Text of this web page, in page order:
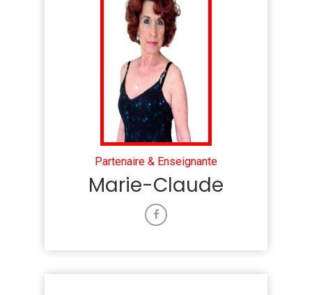
Partenaire & Enseignante
Marie-Claude